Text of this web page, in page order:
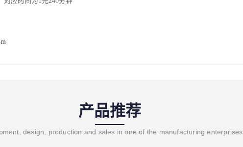
产品推荐
design, production and sales in one of the manufacturing enterprises